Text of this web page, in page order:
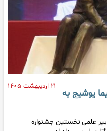
۲۱ اردیبهشت ۱۴۰۵
یوشیج به
علمی نخستین جشنواره